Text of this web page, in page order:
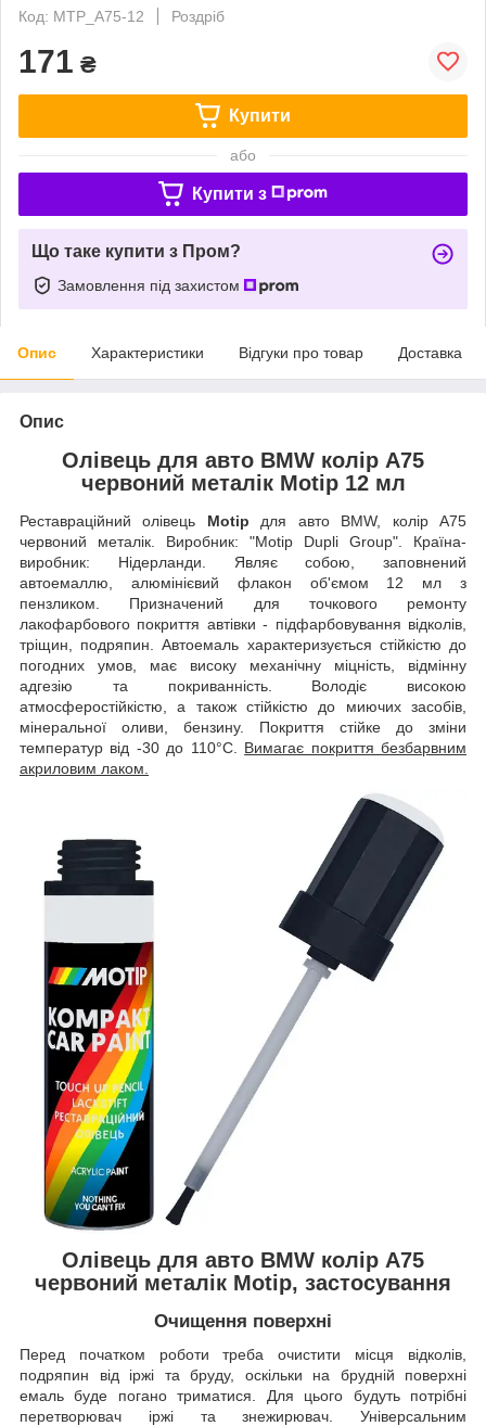
Код: MTP_A75-12
Роздріб
171 ₴
Купити
або
Купити з
Що таке купити з Пром?
Замовлення під захистом
Опис Характеристики Відгуки про товар Доставка
Опис
Олівець для авто BMW колір A75
червоний металік Motip 12 мл
Реставраційний олівець Motip для авто BMW, колір A75
червоний металік. Виробник: "Motip Dupli Group". Країна-
виробник: Нідерланди. Являє собою, заповнений
автоемаллю, алюмінієвий флакон об'ємом 12 мл з
пензликом. Призначений для точкового ремонту
лакофарбового покриття автівки - підфарбовування відколів,
тріщин, подряпин. Автоемаль характеризується стійкістю до
погодних умов, має високу механічну міцність, відмінну
адгезію та покриванність. Володіє високою
атмосферостійкістю, а також стійкістю до миючих засобів,
мінеральної оливи, бензину. Покриття стійке до зміни
температур від -30 до 110°C. Вимагає покриття безбарвним
акриловим лаком.
Олівець для авто BMW колір A75
червоний металік Motip, застосування
Очищення поверхні
Перед початком роботи треба очистити місця відколів,
подряпин від іржі та бруду, оскільки на брудній поверхні
емаль буде погано триматися. Для цього будуть потрібні
перетворювач іржі та знежирювач. Універсальним